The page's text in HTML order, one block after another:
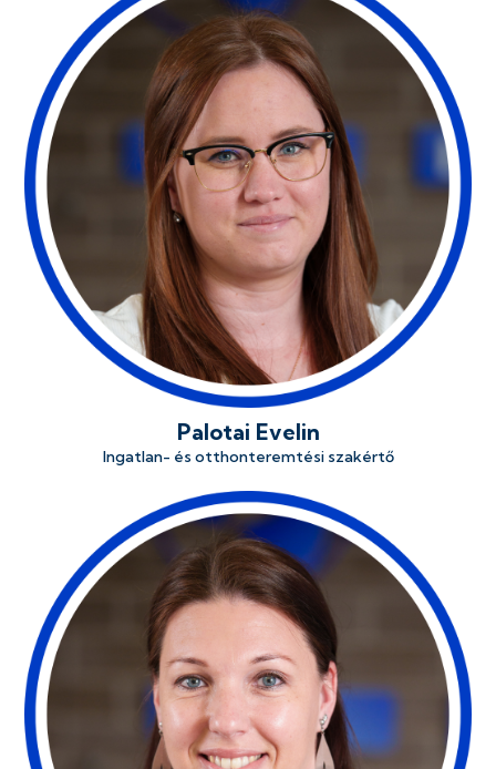
Palotai Evelin
Ingatlan- és otthonteremtési szakértő